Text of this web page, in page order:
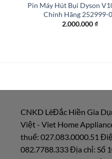
Pin Máy Hút Bụi Dyson
Chính Hãng 252999-
2.000.000₫
CNKD LêĐắc Hiền Gia
Việt - Viet Home
thuế: 027.083.0000.51
082.7788.333 Địa chỉ: Số